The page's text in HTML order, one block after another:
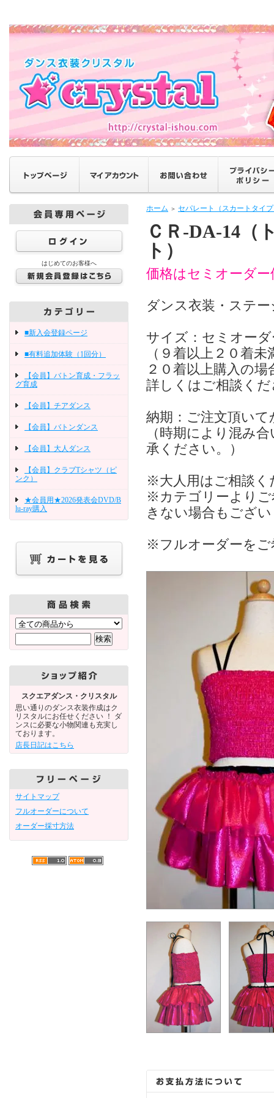
はじめてのお客様へ
■新入会登録ページ
■有料追加体験（1回分）
【会員】バトン育成・フラッ
グ育成
【会員】チアダンス
【会員】バトンダンス
【会員】大人ダンス
【会員】クラブTシャツ（ピ
ンク）
★会員用★2026発表会DVD/B
lu-ray購入
スクエアダンス・クリスタル
思い通りのダンス衣装作成はク
リスタルにお任せください ！ ダ
ンスに必要な小物関連も充実し
ております。
店長日記はこちら
サイトマップ
フルオーダーについて
オーダー採寸方法
ホーム ＞ セパレート（スカートタイ
ＣＲ-DA-14（
ト）
価格はセミオーダ
ダンス衣装・ステ
サイズ：セミオー
（９着以上２０着
２０着以上購入の
詳しくはご相談く
納期：ご注文頂い
（時期により混み
承ください。）
※大人用はご相談く
※カテゴリーよりご
きない場合もござ
※フルオーダーをご